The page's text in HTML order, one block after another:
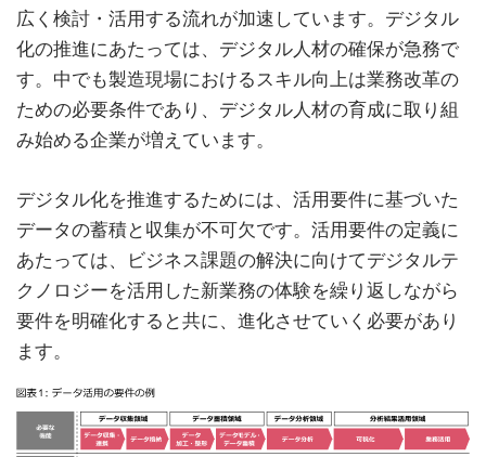
広く検討・活用する流れが加速しています。デジタル
化の推進にあたっては、デジタル人材の確保が急務で
す。中でも製造現場におけるスキル向上は業務改革の
ための必要条件であり、デジタル人材の育成に取り組
み始める企業が増えています。
デジタル化を推進するためには、活用要件に基づいた
データの蓄積と収集が不可欠です。活用要件の定義に
あたっては、ビジネス課題の解決に向けてデジタルテ
クノロジーを活用した新業務の体験を繰り返しながら
要件を明確化すると共に、進化させていく必要があり
ます。